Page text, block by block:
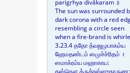
parigṛhya divākaram ॥
The sun was surrounded
dark corona with a red
resembling a circle seen
when a fire-brand is
3.23.4 ததோ த்வஜமுபாகம்ய
ஹேமதண்டம் ஸமுச்ச்ரிதம் ।
ஸமாக்ரம்ய மஹாகாய:
தஸ்தௌ